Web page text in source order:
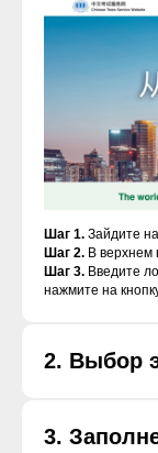
Шаг 1. Зайдите
Шаг 2. В верхнем
Шаг 3. Введите
нажмите на
2. Выбор
3.